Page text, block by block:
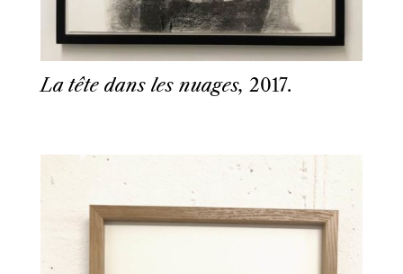
La tête dans les nuages, 2017.